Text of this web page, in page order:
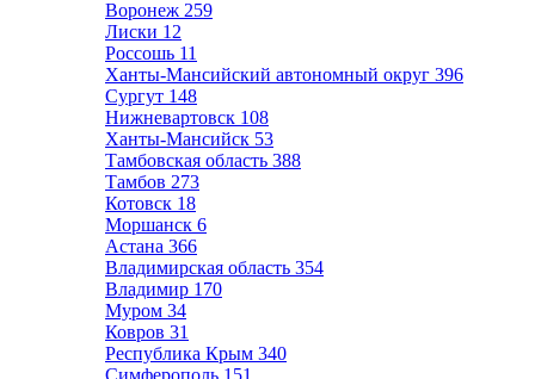
Воронеж 259
Лиски 12
Россошь 11
Ханты-Мансийский автономный округ 396
Сургут 148
Нижневартовск 108
Ханты-Мансийск 53
Тамбовская область 388
Тамбов 273
Котовск 18
Моршанск 6
Астана 366
Владимирская область 354
Владимир 170
Муром 34
Ковров 31
Республика Крым 340
Симферополь 151